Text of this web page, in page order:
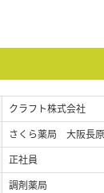
クラフト株式会社
さくら薬局 大阪長
正社員
調剤薬局